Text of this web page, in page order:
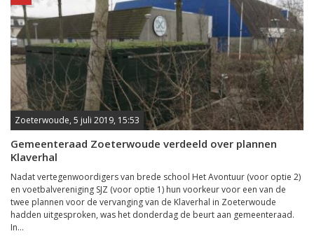
Zoeterwoude, 5 juli 2019, 15:53
Gemeenteraad Zoeterwoude verdeeld over plannen
Klaverhal
Nadat vertegenwoordigers van brede school Het Avontuur (voor optie 2)
en voetbalvereniging SJZ (voor optie 1) hun voorkeur voor een van de
twee plannen voor de vervanging van de Klaverhal in Zoeterwoude
hadden uitgesproken, was het donderdag de beurt aan gemeenteraad.
In...